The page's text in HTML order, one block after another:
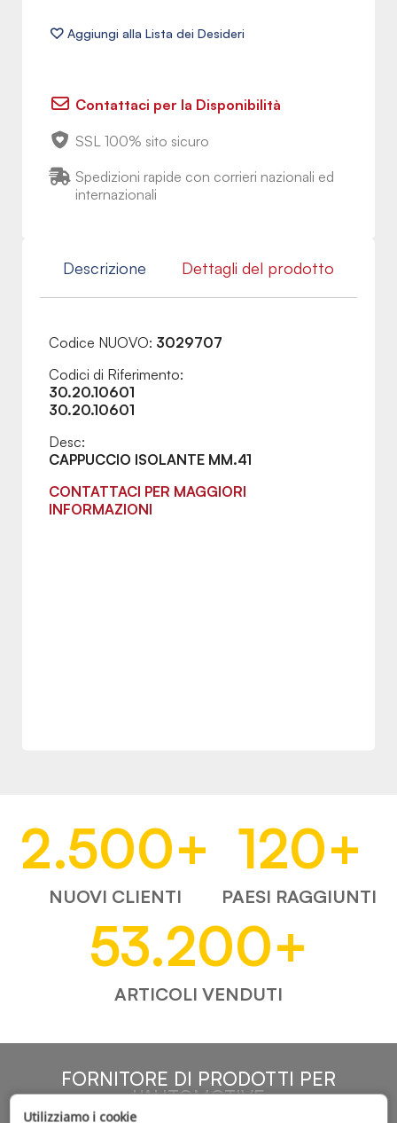
Contattaci per la Disponibilità
SSL 100% sito sicuro
Spedizioni rapide con corrieri nazionali ed
internazionali
Descrizione Dettagli del prodotto
Codice NUOVO: 3029707
Codici di Riferimento:
30.20.10601
30.20.10601
Desc:
CAPPUCCIO ISOLANTE MM.41
CONTATTACI PER MAGGIORI
INFORMAZIONI
2.500+
NUOVI CLIENTI
120+
PAESI RAGGIUNTI
53.200+
ARTICOLI VENDUTI
FORNITORE DI PRODOTTI PER
L'AUTOMOTIVE
Utilizziamo i cookie